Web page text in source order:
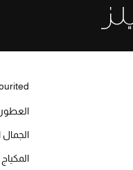
الجمال